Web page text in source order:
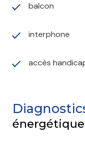
balcon
interphone
accès